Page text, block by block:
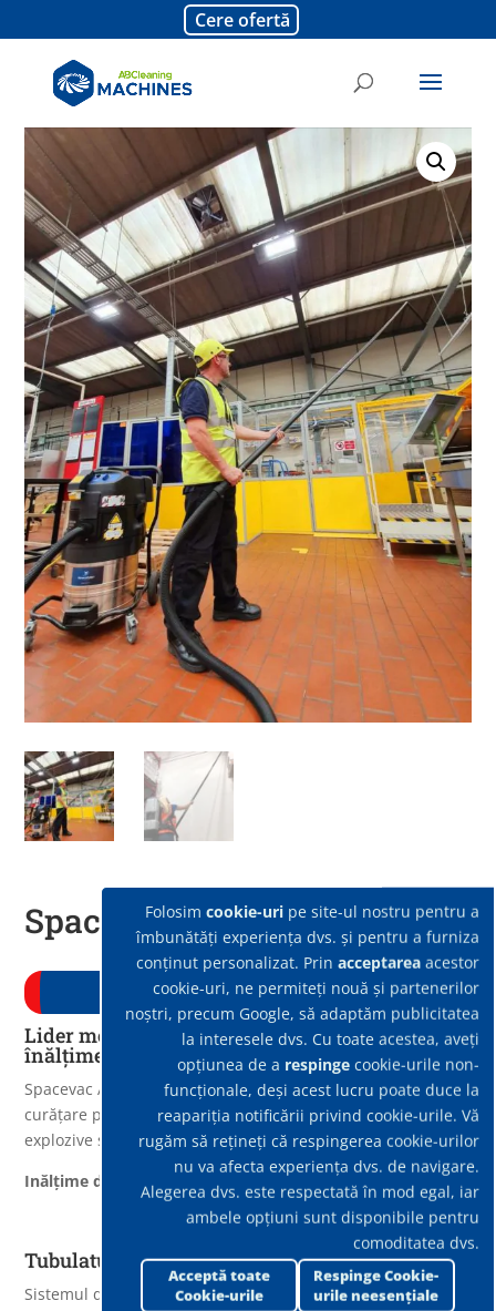
Cere ofertă
SpaceVac ATEX LITE 38mm
Cere ofertă
Lider mondial pentru sistemul de curățenie la
înălțime
Spacevac ATEX LITE conceput pentru a oferi o soluție de
curățare pentru operatorii care lucrează în atmosfere
explozive specializate.
Inălțime de lucru
Tubulaturi unique 38 mm
Sistemul de tubulaturi ușor de asamblat, fac posibilă
Folosimcookie-uri pe site-ul nostru pentru a
îmbunătăți experiența dvs. și pentru a furniza
conținut personalizat. Prinacceptarea acestor
cookie-uri, ne permiteți nouă și partenerilor
noștri, precum Google, să adaptăm publicitatea
la interesele dvs. Cu toate acestea, aveți
opțiunea de a respinge cookie-urile non-
funcționale, deși acest lucru poate duce la
reapariția notificării privind cookie-urile. Vă
rugăm să rețineți că respingerea cookie-urilor
nu va afecta experiența dvs. de navigare.
Alegerea dvs. este respectată în mod egal, iar
ambele opțiuni sunt disponibile pentru
comoditatea dvs.
Acceptă toate
Cookie-urile
Respinge Cookie-
urile neesențiale